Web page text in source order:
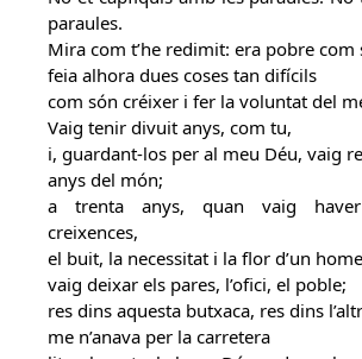
paraules.
Mira com t’he redimit: era pobre com
feia alhora dues coses tan difícils
com són créixer i fer la voluntat del
Vaig tenir divuit anys, com tu,
i, guardant-los per al meu Déu, vaig
anys del món;
a trenta anys, quan vaig
creixences,
el buit, la necessitat i la flor d’un
vaig deixar els pares, l’ofici, el poble;
res dins aquesta butxaca, res dins
me n’anava per la carretera